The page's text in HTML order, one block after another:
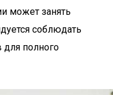
может занять
соблюдать
для полного